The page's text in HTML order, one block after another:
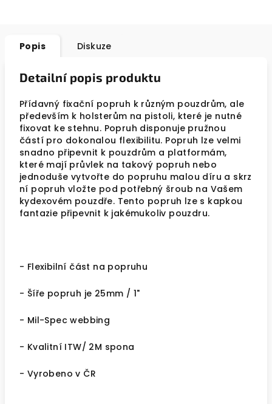
Popis Diskuze
Detailní popis produktu
Přídavný fixační popruh k různým pouzdrům, ale
především k holsterům na pistoli, které je nutné
fixovat ke stehnu. Popruh disponuje pružnou
částí pro dokonalou flexibilitu. Popruh lze velmi
snadno připevnit k pouzdrům a platformám,
které mají průvlek na takový popruh nebo
jednoduše vytvořte do popruhu malou díru a skrz
ní popruh vložte pod potřebný šroub na Vašem
kydexovém pouzdře. Tento popruh lze s kapkou
fantazie připevnit k jakémukoliv pouzdru.
- Flexibilní část na popruhu
- Šíře popruh je 25mm / 1"
- Mil-Spec webbing
- Kvalitní ITW/ 2M spona
- Vyrobeno v ČR